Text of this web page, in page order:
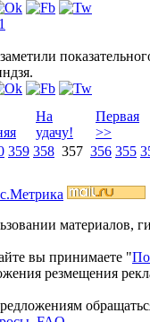
На
удачу!
Первая
>>
359 358 357 356 355
материалов,
вы принимаете "
резмещения